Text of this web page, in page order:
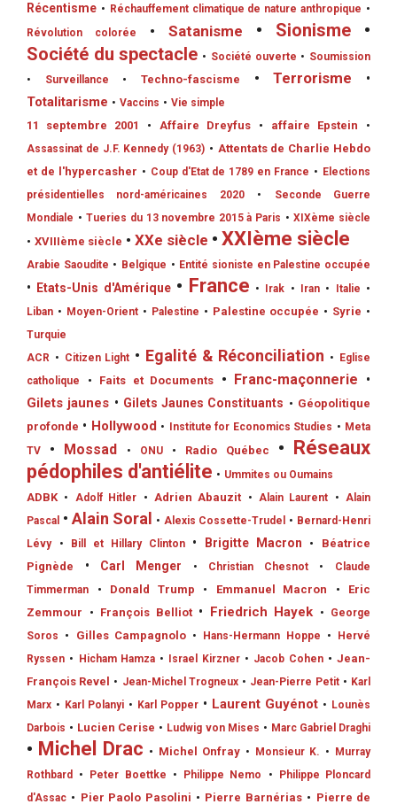
Récentisme • Réchauffement climatique de nature anthropique •
Révolution colorée
• Satanisme • Sionisme
•
Société du spectacle • Société ouverte • Soumission
•
Surveillance • Techno-fascisme • Terrorisme
•
Totalitarisme • Vaccins • Vie simple
11 septembre 2001 • Affaire Dreyfus • affaire Epstein
•
Assassinat de J.F. Kennedy (1963) • Attentats de Charlie Hebdo
et de l'hypercasher • Coup d'Etat de 1789 en France • Elections
présidentielles nord-américaines 2020
•
Seconde Guerre
Mondiale • Tueries du 13 novembre 2015 à Paris • XIXème siècle
• XVIIIème siècle • XXe siècle • XXIème siècle
Arabie Saoudite • Belgique • Entité sioniste en Palestine occupée
• Etats-Unis d'Amérique • France • Irak • Iran • Italie •
Liban • Moyen-Orient • Palestine • Palestine occupée • Syrie •
Turquie
ACR • Citizen Light • Egalité & Réconciliation •
Eglise
catholique
• Faits et Documents • Franc-maçonnerie
•
Gilets jaunes • Gilets Jaunes Constituants • Géopolitique
profonde • Hollywood • Institute for Economics Studies • Meta
TV
• Mossad • ONU • Radio Québec • Réseaux
pédophiles d'antiélite • Ummites ou Oumains
ADBK • Adolf Hitler • Adrien Abauzit • Alain Laurent • Alain
Pascal • Alain Soral • Alexis Cossette-Trudel • Bernard-Henri
Lévy
• Bill et Hillary Clinton • Brigitte Macron •
Béatrice
Pignède
• Carl Menger • Christian Chesnot •
Claude
Timmerman
• Donald Trump • Emmanuel Macron •
Eric
Zemmour
• François Belliot • Friedrich Hayek •
George
Soros
• Gilles Campagnolo • Hans-Hermann Hoppe •
Hervé
Ryssen • Hicham Hamza • Israel Kirzner • Jacob Cohen • Jean-
François Revel
• Jean-Michel Trogneux • Jean-Pierre Petit • Karl
Marx • Karl Polanyi • Karl Popper • Laurent Guyénot • Lounès
Darbois • Lucien Cerise • Ludwig von Mises • Marc Gabriel Draghi
• Michel Drac • Michel Onfray • Monsieur K. •
Murray
Rothbard
• Peter Boettke • Philippe Nemo •
Philippe Ploncard
d'Assac • Pier Paolo Pasolini • Pierre Barnérias • Pierre de